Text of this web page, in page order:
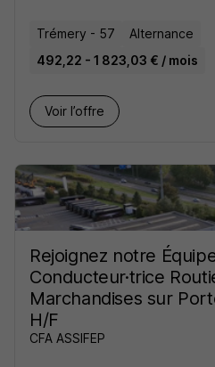
Trémery - 57
Alternance
492,22 - 1 823,03 € / mois
Voir l’offre
Rejoignez notre
Conducteur·trice
Marchandises sur
H/F
CFA ASSIFEP